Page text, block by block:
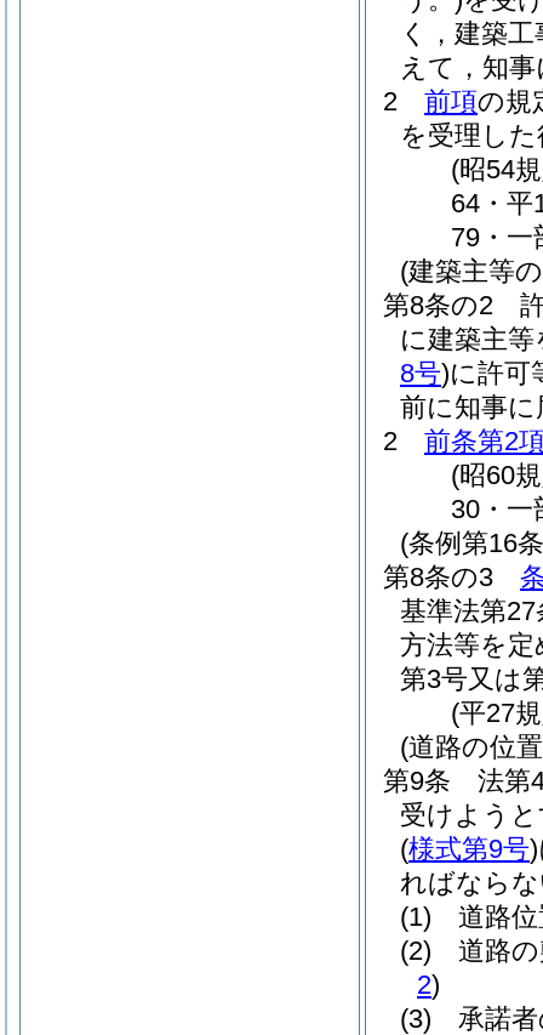
く，建築
えて，知
2
前項の規
を受理し
(昭54
64・平
79・一
(建築主等
第8条の2
に建築主
8号)に許可
前に知事
2
前条第2
(昭60
30・一
(条例第16
第8条の3
基準法第
方法等を定
第3号又は
(平27
(道路の位
第9条
法第
受けよう
(様式第9号)
ればなら
(1)
道路
(2)
道路
2)
(3)
承諾